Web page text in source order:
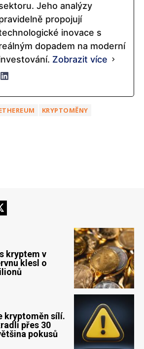
Jeho analýzy
propojují
inovace s
dopadem na moderní
Zobrazit více
KRYPTOMĚNY
kryptem v
klesl o
kryptoměn sílí.
přes 30
pokusů